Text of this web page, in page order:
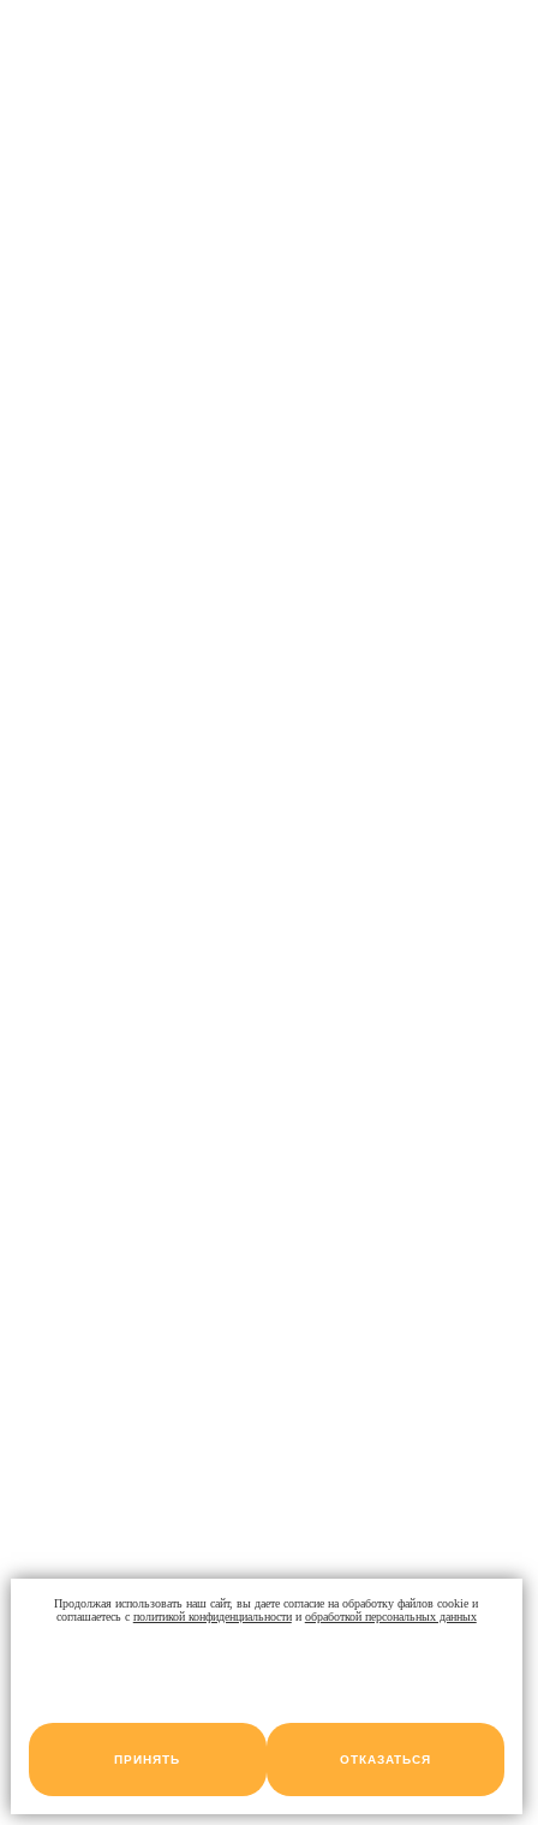
Продолжая использовать наш сайт, вы даете согласие на обработку файлов cookie и
соглашаетесь с политикой конфиденциальностии обработкой персональных данных
ПРИНЯТЬ ОТКАЗАТЬСЯ